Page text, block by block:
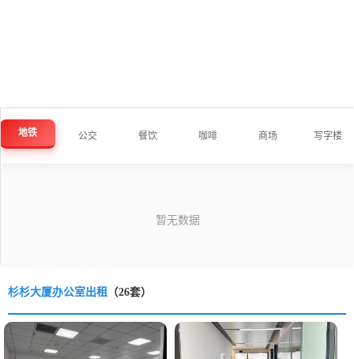
地铁 公交 餐饮 咖啡 商场 写字楼
杉杉大厦办公室出租 （26套）